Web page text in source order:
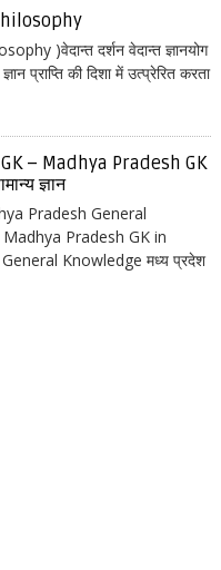
)वेदान्त दर्शन वेदान्त ज्ञानयोग
प्राप्ति की दिशा में उत्प्रेरित करता
– Madhya Pradesh GK
ज्ञान
Pradesh General
Pradesh GK in
Knowledge मध्य प्रदेश